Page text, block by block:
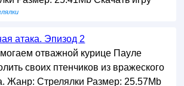
атака. Эпизод 2
отважной курице Пауле
своих птенчиков из вражеского
Жанр: Стрелялки Размер: 25.57Mb